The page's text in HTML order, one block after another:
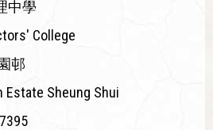
中學
College
邨
Estate Sheung Shui